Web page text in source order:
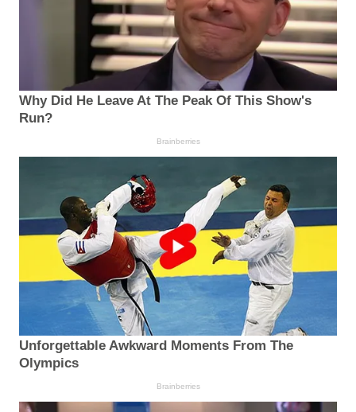
Why Did He Leave At The Peak Of This Show's
Run?
Brainberries
Unforgettable Awkward Moments From The
Olympics
Brainberries